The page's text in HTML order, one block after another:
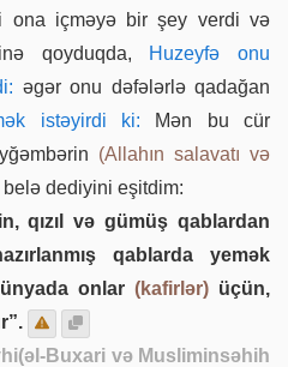
ona içməyə bir şey verdi və
qoyduqda, Huzeyfə onu
əgər onu dəfələrlə qadağan
istəyirdi ki: Mən bu cür
(Allahın salavatı və
belə dediyini eşitdim:
qızıl və gümüş qablardan
qablarda yemək
onlar (kafirlər) üçün,
Buxari və Musliminsəhih